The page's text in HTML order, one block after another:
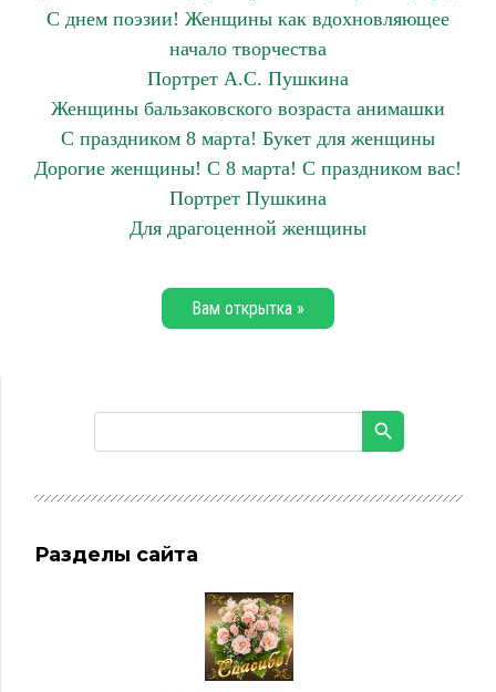
С днем поэзии! Женщины как вдохновляющее
начало творчества
Портрет А.С. Пушкина
Женщины бальзаковского возраста анимашки
С праздником 8 марта! Букет для женщины
Дорогие женщины! С 8 марта! С праздником вас!
Портрет Пушкина
Для драгоценной женщины
Вам открытка »
Разделы сайта